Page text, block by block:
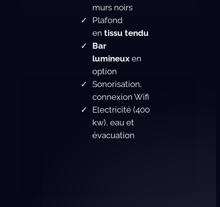
murs noirs
Plafond
en tissu tendu
Bar
lumineuxen
option
Sonorisation,
connexion Wifi
Electricité (400
kw), eau et
évacuation